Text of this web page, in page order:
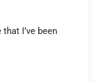
I’ve been